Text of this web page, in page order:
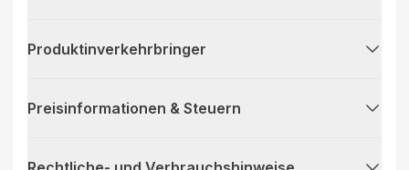
Produktinverkehrbringer
Preisinformationen & Steuern